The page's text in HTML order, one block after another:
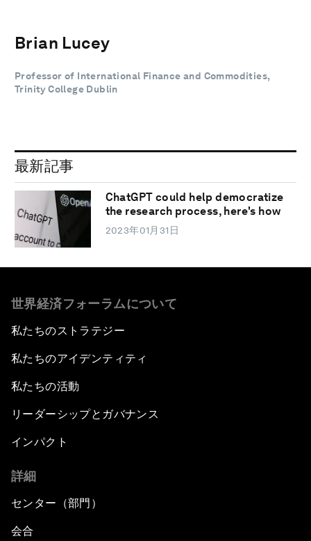
Brian Lucey
Professor of International Finance and Commodities,
Trinity College Dublin
最新記事
ChatGPT could help democratize
the research process, here's how
2023年01月31日
世界経済フォーラムについて
私たちのストラテジー
私たちのアイデンティティ
私たちの活動
リーダーシップとガバナンス
インパクト
詳細
センター（部門）
会合